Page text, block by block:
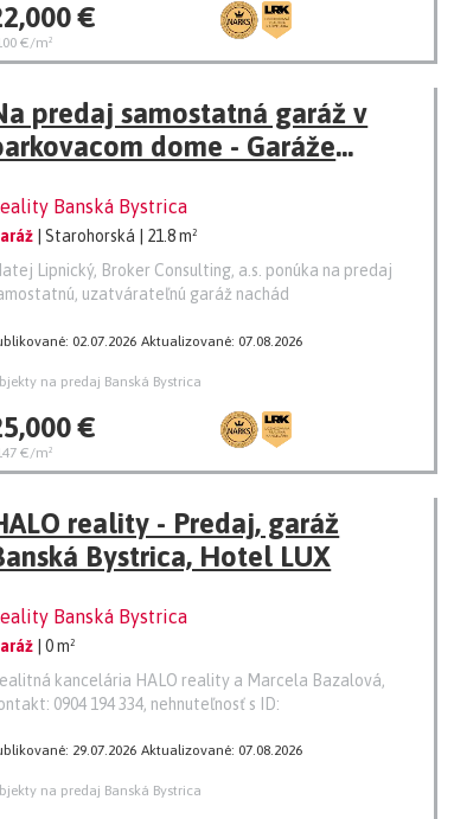
€
€/m²
predaj samostatná garáž v
dome - Garáže
Banská Bystrica
| Starohorská
| 21.8 m²
Lipnický, Broker Consulting, a.s. ponúka na predaj
uzatvárateľnú garáž nachád
02.07.2026 Aktualizované: 07.08.2026
na predaj Banská Bystrica
€
€/m²
reality - Predaj, garáž
Bystrica, Hotel LUX
Banská Bystrica
| 0 m²
kancelária HALO reality a Marcela Bazalová,
0904 194 334, nehnuteľnosť s ID:
29.07.2026 Aktualizované: 07.08.2026
na predaj Banská Bystrica